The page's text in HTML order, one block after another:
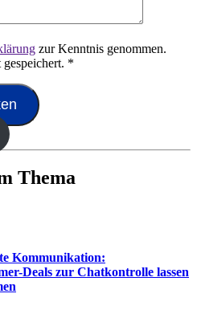
zur Kenntnis genommen.
*
Thema
Kommunikation:
Deals zur Chatkontrolle lassen